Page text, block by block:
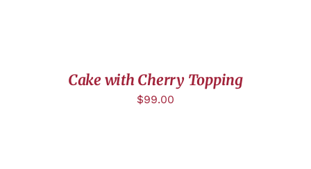
Cake with Cherry Topping
$99.00